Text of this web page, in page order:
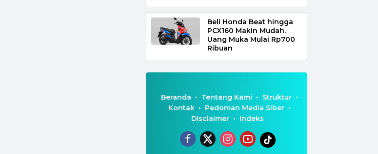
Beli Honda Beat hingga
PCX160 Makin Mudah.
Uang Muka Mulai Rp700
Ribuan
Beranda Tentang Kami
Struktur
Kontak
Pedoman Media Siber
Disclaimer
Indeks